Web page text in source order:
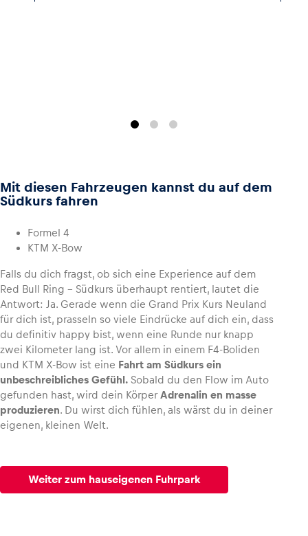
Mit diesen Fahrzeugen kannst du auf dem
Südkurs fahren
Formel 4
KTM X-Bow
Falls du dich fragst, ob sich eine Experience auf dem
Red Bull Ring – Südkurs überhaupt rentiert, lautet die
Antwort: Ja. Gerade wenn die Grand Prix Kurs Neuland
für dich ist, prasseln so viele Eindrücke auf dich ein, dass
du definitiv happy bist, wenn eine Runde nur knapp
zwei Kilometer lang ist. Vor allem in einem F4-Boliden
und KTM X-Bow ist eine Fahrt am Südkurs ein
unbeschreibliches Gefühl. Sobald du den Flow im Auto
gefunden hast, wird dein KörperAdrenalin en masse
produzieren. Du wirst dich fühlen, als wärst du in deiner
eigenen, kleinen Welt.
Weiter zum hauseigenen Fuhrpark